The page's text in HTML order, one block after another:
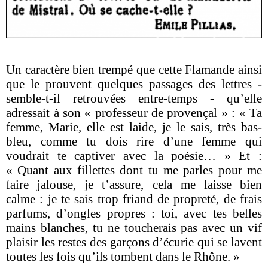
Un caractère bien trempé que cette Flamande ainsi
que le prouvent quelques passages des lettres -
semble-t-il retrouvées entre-temps - qu’elle
adressait à son « professeur de provençal » : « Ta
femme, Marie, elle est laide, je le sais, très bas-
bleu, comme tu dois rire d’une femme qui
voudrait te captiver avec la poésie… » Et :
« Quant aux fillettes dont tu me parles pour me
faire jalouse, je t’assure, cela me laisse bien
calme : je te sais trop friand de propreté, de frais
parfums, d’ongles propres : toi, avec tes belles
mains blanches, tu ne toucherais pas avec un vif
plaisir les restes des garçons d’écurie qui se lavent
toutes les fois qu’ils tombent dans le Rhône. »